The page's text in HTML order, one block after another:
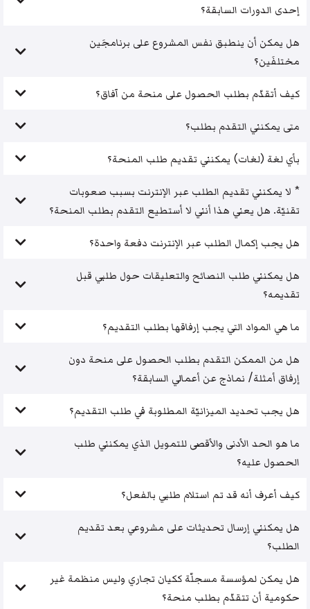
إحدى الدورات السابقة؟
هل يمكن أن ينطبق نفس المشروع على برنامجَين
مختلفَين؟
كيف أتقدّم بطلب الحصول على منحة من آفاق؟
متى يمكنني التقدم بطلب؟
بأي لغة (لغات) يمكنني تقديم طلب المنحة؟
* لا يمكنني تقديم الطلب عبر الإنترنت بسبب صعوبات
تقنيّة. هل يعني هذا أنني لا أستطيع التقدم بطلب المنحة؟
هل يجب إكمال الطلب عبر الإنترنت دفعة واحدة؟
هل يمكنني طلب النصائح والتعليقات حول طلبي قبل
تقديمه؟
ما هي المواد التي يجب إرفاقها بطلب التقديم؟
هل من الممكن التقدم بطلب الحصول على منحة دون
إرفاق أمثلة/ نماذج عن أعمالي السابقة؟
هل يجب تحديد الميزانيّة المطلوبة في طلب التقديم؟
ما هو الحد الأدنى والأقصى للتمويل الذي يمكنني طلب
الحصول عليه؟
كيف أعرف أنه قد تم استلام طلبي بالفعل؟
هل يمكنني إرسال تحديثات على مشروعي بعد تقديم
الطلب؟
هل يمكن لمؤسسة مسجلّة ككيان تجاري وليس منظمة غير
حكومية أن تتقدّم بطلب منحة؟